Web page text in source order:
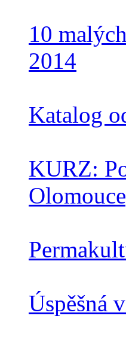
10
2014
Katalog
KURZ:
Úspěšná